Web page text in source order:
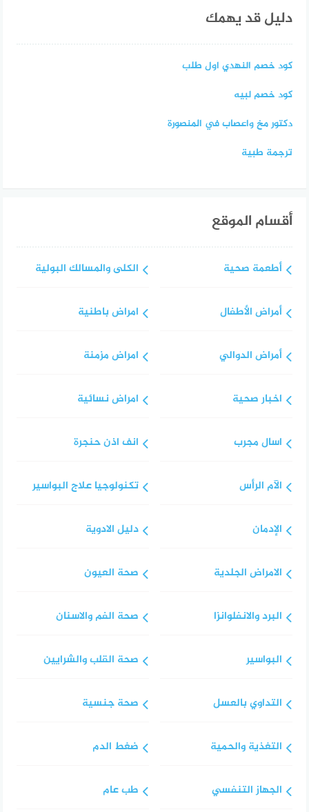
دليل قد يهمك
كود خصم النهدي اول طلب
كود خصم لبيه
دكتور مخ واعصاب في المنصورة
ترجمة طبية
أقسام الموقع
أطعمة صحية
أمراض الأطفال
أمراض الدوالي
اخبار صحية
اسال مجرب
الآم الرأس
الإدمان
الامراض الجلدية
البرد والانفلوانزا
البواسير
التداوي بالعسل
التغذية والحمية
الجهاز التنفسي
الكلى والمسالك البولية
امراض باطنية
امراض مزمنة
امراض نسائية
انف اذن حنجرة
تكنولوجيا علاج البواسير
دليل الادوية
صحة العيون
صحة الفم والاسنان
صحة القلب والشرايين
صحة جنسية
ضغط الدم
طب عام